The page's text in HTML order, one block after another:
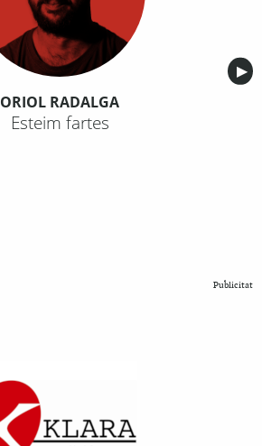
▶︎
ORIOL RADALGA
Esteim fartes
Publicitat